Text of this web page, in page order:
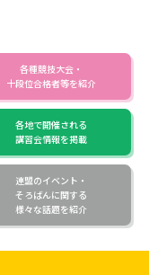
各種競技大会・
十段位合格者等を紹介
各地で開催される
講習会情報を掲載
連盟のイベント・
そろばんに関する
様々な話題を紹介